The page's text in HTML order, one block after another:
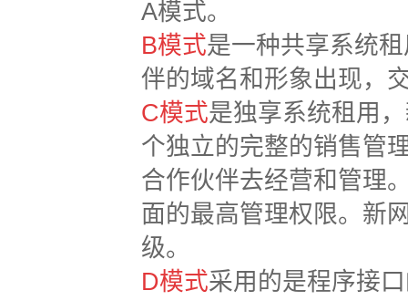
A模式。
B模式是一种共享系统
伴的域名和形象出现，
C模式是独享系统租用
个独立的完整的销售管
合作伙伴去经营和管理
面的最高管理权限。新
级。
D模式采用的是程序接